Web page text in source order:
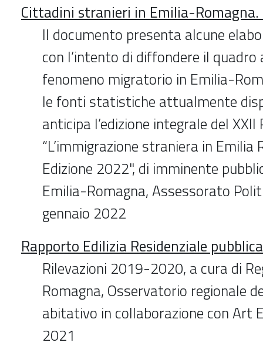
Cittadini stranieri in Emilia-Romagna.
Il documento presenta alcune
con l’intento di diffondere il
fenomeno migratorio in Emilia-
le fonti statistiche attualmente
anticipa l’edizione integrale del
“L’immigrazione straniera in Emilia
Edizione 2022", di imminente
Emilia-Romagna, Assessorato
gennaio 2022
Rapporto Edilizia Residenziale
Rilevazioni 2019-2020, a cura di
Romagna, Osservatorio regionale
abitativo in collaborazione con Art
2021